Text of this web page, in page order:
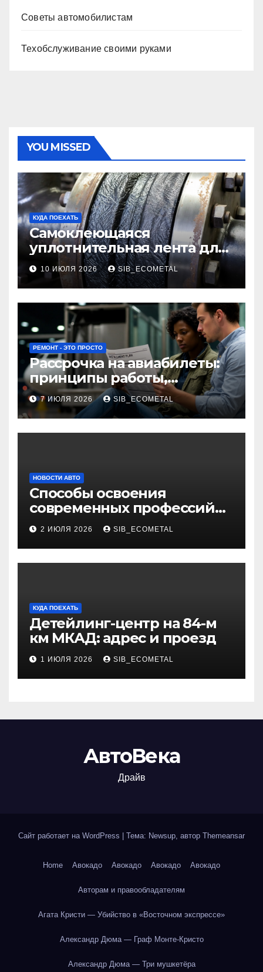
Советы автомобилистам
Техобслуживание своими руками
YOU MISSED
КУДА ПОЕХАТЬ
Самоклеющаяся
уплотнительная лента для
огнезащиты фланцевых
соединений
10 ИЮЛЯ 2026 SIB_ECOMETAL
РЕМОНТ - ЭТО ПРОСТО
Рассрочка на авиабилеты:
принципы работы,
требования и
потенциальные риски
7 ИЮЛЯ 2026 SIB_ECOMETAL
НОВОСТИ АВТО
Способы освоения
современных профессий
через онлайн-курсы
2 ИЮЛЯ 2026 SIB_ECOMETAL
КУДА ПОЕХАТЬ
Детейлинг-центр на 84-м
км МКАД: адрес и проезд
1 ИЮЛЯ 2026 SIB_ECOMETAL
АвтоВека
Драйв
Сайт работает на WordPress Тема: Newsup, автор Themeansar
Home Авокадо Авокадо Авокадо Авокадо
Авторам и правообладателям
Агата Кристи — Убийство в «Восточном экспрессе»
Александр Дюма — Граф Монте-Кристо
Александр Дюма — Три мушкетёра